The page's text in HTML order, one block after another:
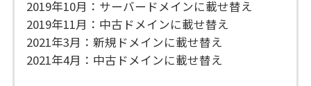
2019年10月：サーバードメインに載せ替え
2019年11月：中古ドメインに載せ替え
2021年3月：新規ドメインに載せ替え
2021年4月：中古ドメインに載せ替え